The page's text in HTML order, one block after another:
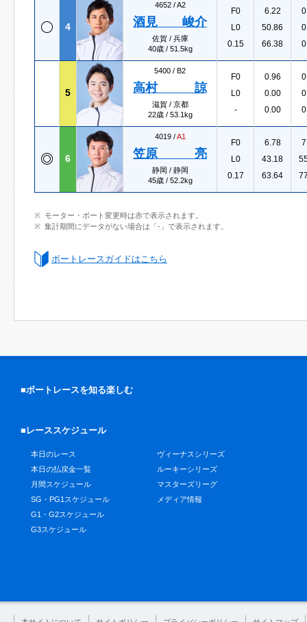
4
4652 /A2
酒見 峻介
佐賀 / 兵庫
40歳 / 51.5kg
F0
L0
0.15
6.22
50.86
66.38
5
5400 / B2
高村 諒
滋賀 / 京都
22歳 / 53.1kg
F0
L0
-
0.96
0.00
0.00
6
4019 /A1
笠原 亮
静岡 / 静岡
45歳 / 52.2kg
F0
L0
0.17
6.78
43.18
63.64
モーター・ボート変更時は赤で表示されます。
集計期間にデータがない場合は「-」で表示されます。
ボートレースガイドはこちら
■ボートレースを知る楽しむ
■レーススケジュール
本日のレース
本日の払戻金一覧
月間スケジュール
SG・PG1スケジュール
G1・G2スケジュール
G3スケジュール
ヴィーナスシリーズ
ルーキーシリーズ
マスターズリーグ
メディア情報